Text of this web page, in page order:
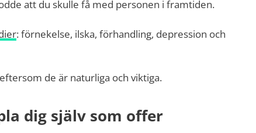
att du skulle få med personen i framtiden.
: förnekelse, ilska, förhandling, depression och
de är naturliga och viktiga.
dig själv som offer